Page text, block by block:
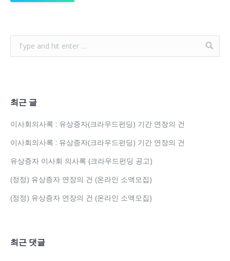
최근 글
이사회의사록 : 유상증자(크라우드펀딩) 기간 연장의 건
이사회의사록 : 유상증자(크라우드펀딩) 기간 연장의 건
유상증자 이사회 의사록 (크라우드펀딩 공고)
(정정) 유상증자 연장의 건 (온라인 소액모집)
(정정) 유상증자 연장의 건 (온라인 소액모집)
최근 댓글